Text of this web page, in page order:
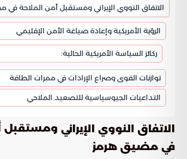
الاتفاق النووي الإيراني ومستقبل أمن الملاحة
الرؤية الأمريكية وإعادة صياغة الأمن الإقليمي
ركائز السياسة الأمريكية الحالية:
توازنات القوى وصراع الإرادات في ممرات الطاقة
التداعيات الجيوسياسية للتصعيد الملاحي
الاتفاق النووي الإيراني ومستقبل
في مضيق هرمز